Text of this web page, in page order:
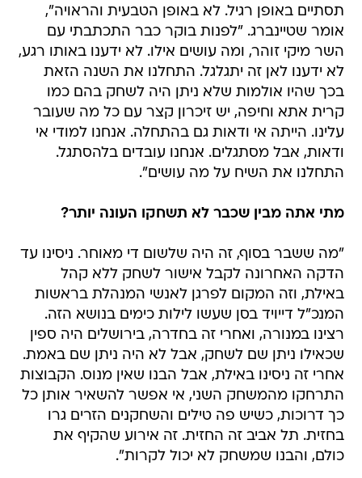
תסתיים באופן רגיל. לא באופן הטבעית והראויה",
אומר שטיינברג. "לפנות בוקר כבר התכתבתי עם
השר מיקי זוהר, ומה עושים אילו. לא ידענו באותו רגע,
לא ידענו לאן זה יתגלגל. התחלנו את השנה הזאת
בכך שהיו אולמות שלא ניתן היה לשחק בהם כמו
קרית אתא וחיפה, יש זיכרון קצר עם כל מה שעובר
עלינו. הייתה אי ודאות גם בהתחלה. אנחנו למודי אי
ודאות, אבל מסתגלים. אנחנו עובדים בלהסתגל.
התחלנו את השיח על מה עושים".
מתי אתה מבין שכבר לא תשחקו העונה יותר?
"מה ששבר בסוף, זה היה שלשום די מאוחר. ניסינו עד
הדקה האחרונה לקבל אישור לשחק ללא קהל
באילת, וזה המקום לפרגן לאנשי המנהלת בראשות
המנכ"ל דייויד בסן שעשו לילות כימים בנושא הזה.
רצינו במנורה, ואחרי זה בחדרה, בירושלים היה ספין
שכאילו ניתן שם לשחק, אבל לא היה ניתן שם באמת.
אחרי זה ניסינו באילת, אבל הבנו שאין מנוס. הקבוצות
התרחקו מהמשחק השני, אי אפשר להשאיר אותן כל
כך דרוכות, כשיש פה טילים והשחקנים הזרים גרו
בחזית. תל אביב זה החזית. זה אירוע שהקיף את
כולם, והבנו שמשחק לא יכול לקרות".